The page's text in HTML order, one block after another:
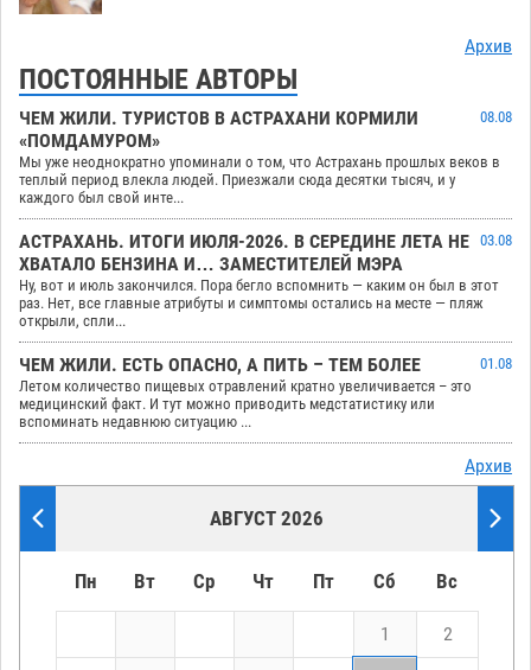
Архив
ПОСТОЯННЫЕ АВТОРЫ
ЧЕМ ЖИЛИ. ТУРИСТОВ В АСТРАХАНИ КОРМИЛИ
«ПОМДАМУРОМ»
08.08
Мы уже неоднократно упоминали о том, что Астрахань прошлых веков в
теплый период влекла людей. Приезжали сюда десятки тысяч, и у
каждого был свой инте...
АСТРАХАНЬ. ИТОГИ ИЮЛЯ-2026. В СЕРЕДИНЕ ЛЕТА НЕ
ХВАТАЛО БЕНЗИНА И… ЗАМЕСТИТЕЛЕЙ МЭРА
03.08
Ну, вот и июль закончился. Пора бегло вспомнить — каким он был в этот
раз. Нет, все главные атрибуты и симптомы остались на месте — пляж
открыли, спли...
ЧЕМ ЖИЛИ. ЕСТЬ ОПАСНО, А ПИТЬ – ТЕМ БОЛЕЕ
01.08
Летом количество пищевых отравлений кратно увеличивается – это
медицинский факт. И тут можно приводить медстатистику или
вспоминать недавнюю ситуацию ...
Архив
АВГУСТ 2026
Пн Вт Ср Чт Пт Сб Вс
1 2